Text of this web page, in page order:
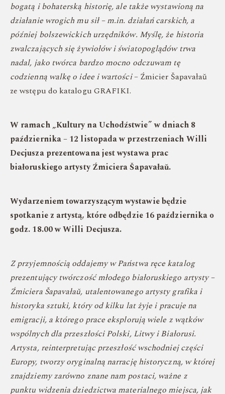
bogatą i bohaterską historię, ale także wystawioną na
działanie wrogich mu sił – m.in. działań carskich, a
później bolszewickich urzędników. Myślę, że historia
zwalczających się żywiołów i światopoglądów trwa
nadal, jako twórca bardzo mocno odczuwam tę
codzienną walkę o idee i wartości– Źmicier Šapavałaŭ
ze wstępu do katalogu GRAFIKI.
W ramach „Kultury na Uchodźstwie” w dniach 8
października – 12 listopada w przestrzeniach Willi
Decjusza prezentowana jest wystawa prac
białoruskiego artysty Źmiciera Šapavałaŭ.
Wydarzeniem towarzyszącym wystawie będzie
spotkanie z artystą, które odbędzie 16 października o
godz. 18.00 w Willi Decjusza.
Z przyjemnością oddajemy w Państwa ręce katalog
prezentujący twórczość młodego białoruskiego artysty –
Źmiciera Šapavałaŭ, utalentowanego artysty grafika i
historyka sztuki, który od kilku lat żyje i pracuje na
emigracji, a którego prace eksplorują wiele z wątków
wspólnych dla przeszłości Polski, Litwy i Białorusi.
Artysta, reinterpretując przeszłość wschodniej części
Europy, tworzy oryginalną narrację historyczną, w której
znajdziemy zarówno znane nam postaci, ważne z
punktu widzenia dziedzictwa materialnego miejsca, jak